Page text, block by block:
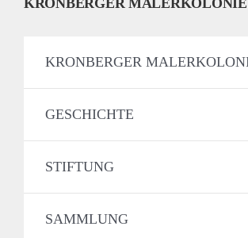
KRONBERGER MALERKOLONIE
KRONBERGER
GESCHICHTE
STIFTUNG
SAMMLUNG